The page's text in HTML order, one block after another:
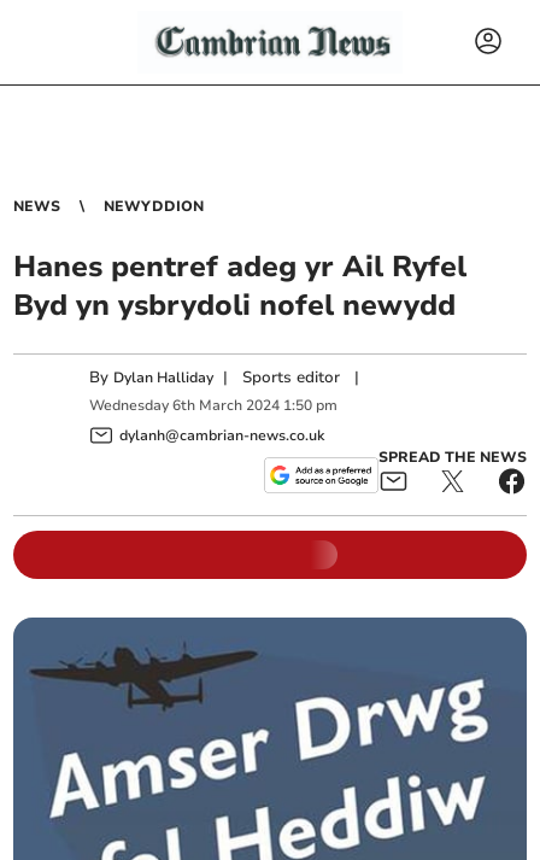
NEWS NEWYDDION
Hanes pentref adeg yr Ail Ryfel
Byd yn ysbrydoli nofel newydd
By Dylan Halliday | Sports editor |
Wednesday 6th March 2024 1:50 pm
dylanh@cambrian-news.co.uk
SPREAD THE NEWS